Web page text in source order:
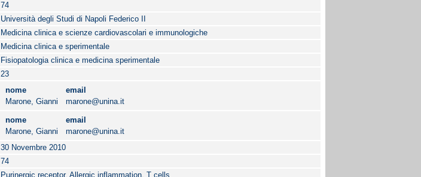
74
Università degli Studi di Napoli Federico II
Medicina clinica e scienze cardiovascolari e immunologiche
Medicina clinica e sperimentale
Fisiopatologia clinica e medicina sperimentale
23
nome
email
Marone, Gianni
marone@unina.it
nome
email
Marone, Gianni
marone@unina.it
30 Novembre 2010
74
Purinergic receptor, Allergic inflammation, T cells